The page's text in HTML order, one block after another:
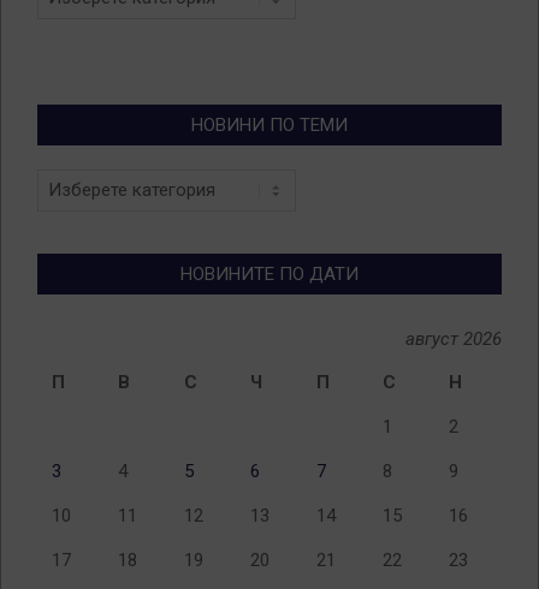
НОВИНИ ПО ТЕМИ
Новини
НОВИНИТЕ ПО ДАТИ
август 2026
П
В С Ч П С Н
1 2
3 4 5 6 7 8 9
10 11 12 13 14 15 16
17 18 19 20 21 22 23